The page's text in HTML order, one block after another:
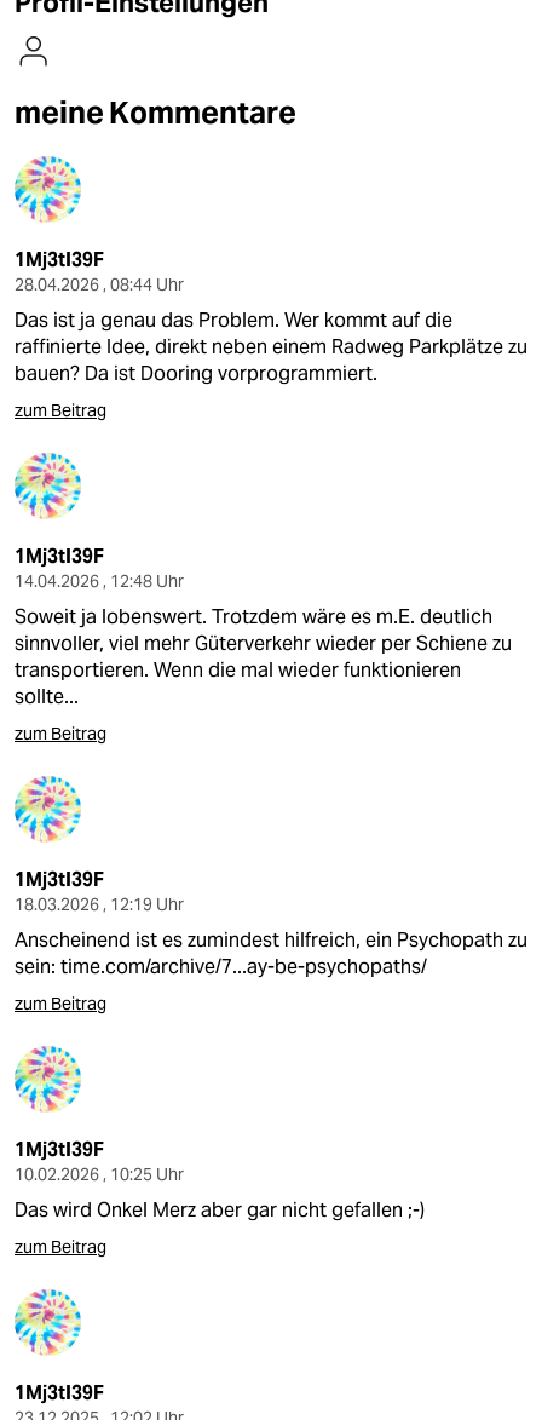
nord
wahrheit
verlag
verlag
veranstaltungen
shop
fragen & hilfe
unterstützen
abo
genossenschaft
epaper login
meine Kommentare
1Mj3tI39F
28.04.2026 , 08:44 Uhr
Das ist ja genau das Problem. Wer kommt auf die
raffinierte Idee, direkt neben einem Radweg Parkplätze zu
bauen? Da ist Dooring vorprogrammiert.
zum Beitrag
1Mj3tI39F
14.04.2026 , 12:48 Uhr
Soweit ja lobenswert. Trotzdem wäre es m.E. deutlich
sinnvoller, viel mehr Güterverkehr wieder per Schiene zu
transportieren. Wenn die mal wieder funktionieren
sollte...
zum Beitrag
1Mj3tI39F
18.03.2026 , 12:19 Uhr
Anscheinend ist es zumindest hilfreich, ein Psychopath zu
sein: time.com/archive/7...ay-be-psychopaths/
zum Beitrag
1Mj3tI39F
10.02.2026 , 10:25 Uhr
Das wird Onkel Merz aber gar nicht gefallen ;-)
zum Beitrag
1Mj3tI39F